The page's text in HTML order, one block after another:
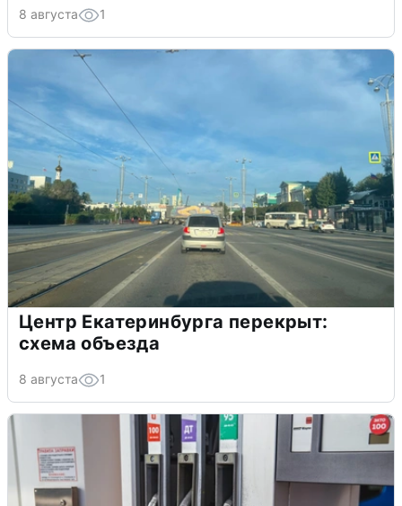
8 августа 1
Центр Екатеринбурга перекрыт:
схема объезда
8 августа 1